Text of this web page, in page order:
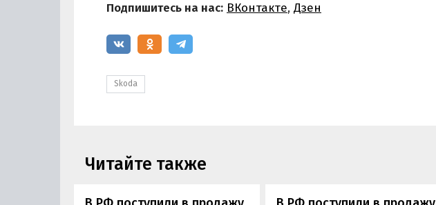
Подпишитесь на нас: ВКонтакте, Дзен
Skoda
Читайте также